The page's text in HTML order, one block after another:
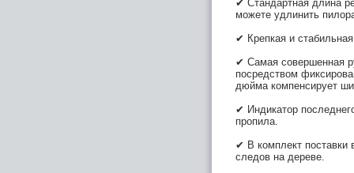
✔ Стандартная длина
можете удлинить
✔ Крепкая и
✔ Самая совершенная
посредством
дюйма компенсирует
✔ Индикатор
пропила.
✔ В комплект поставки
следов на дереве.